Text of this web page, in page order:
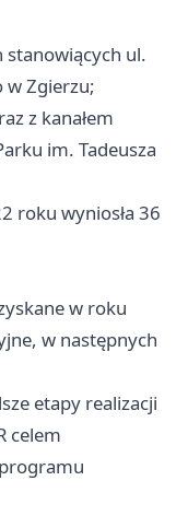
ul.
w Zgierzu;
z kanałem
im. Tadeusza
roku wyniosła 36
w roku
w następnych
etapy realizacji
celem